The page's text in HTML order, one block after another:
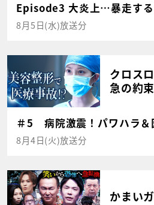
Episode3 大炎上…暴走す
8月5日(水)放送分
クロス
急の約
＃5 病院激震！パワハラ＆
8月4日(火)放送分
かまい